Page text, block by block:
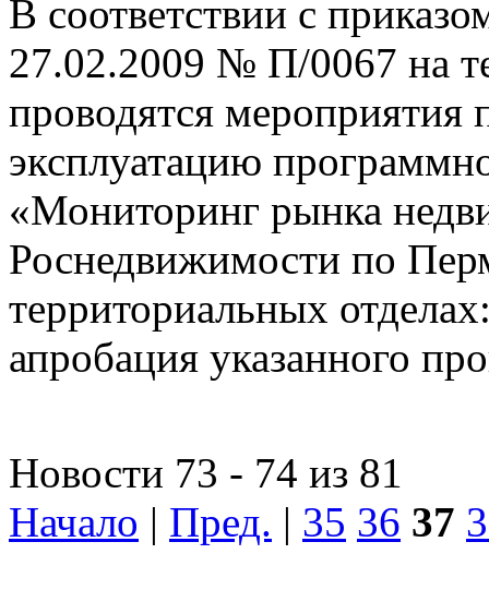
В соответствии с
27.02.2009 № П/0067 на
проводятся
эксплуатацию
«Мониторинг рынка
Роснедвижимости по
территориальных
апробация указанного
Новости 73 - 74 из 81
Начало | Пред. | 35 36 37